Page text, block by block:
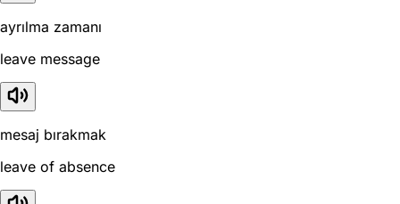
ayrılma zamanı
leave message
mesaj bırakmak
leave of absence